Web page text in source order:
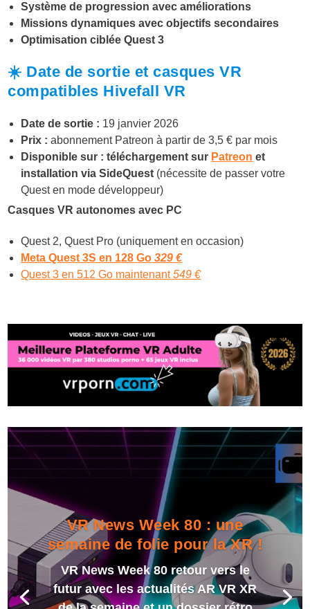
Système de progression avec améliorations
Missions dynamiques avec objectifs secondaires
Optimisation ciblée Quest 3
☀️ Date de sortie et casques VR
compatibles Hivefall VR
Date de sortie : 19 janvier 2026
Prix : abonnement Patreon à partir de 3,5 € par mois
Disponible sur : téléchargement sur Patreon et
installation via SideQuest (nécessite de passer votre
Quest en mode développeur)
Casques VR autonomes avec PC
Quest 2, Quest Pro (uniquement en occasion)
Meta Quest 3S en 128 Go 329 €
Quest 3 en 512 Go maintenant549 €
VR News Week 80 : une
semaine de folie pour la XR !
VR News Week 80 retour vers le
futur avec les actualités AR VR XR